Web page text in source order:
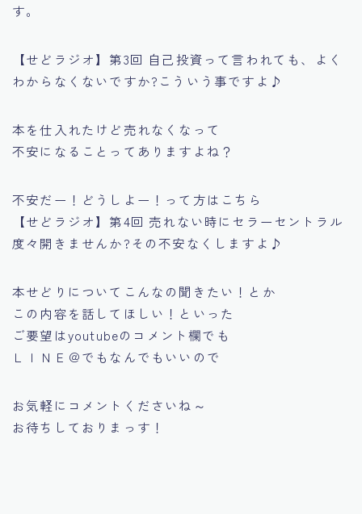
す。
【せどラジオ】第3回 自己投資って言われても、よく
わからなくないですか?こういう事ですよ♪
本を仕入れたけど売れなくなって
不安になることってありますよね？
不安だー！どうしよー！って方はこちら
【せどラジオ】第4回 売れない時にセラーセントラル
度々開きませんか?その不安なくしますよ♪
本せどりについてこんなの聞きたい！とか
この内容を話してほしい！といった
ご要望はyoutubeのコメント欄でも
ＬＩＮＥ＠でもなんでもいいので
お気軽にコメントくださいね～
お待ちしておりまっす！